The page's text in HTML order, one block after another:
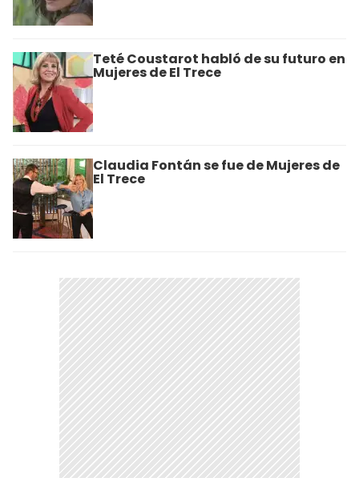
Teté Coustarot habló de su futuro en
Mujeres de El Trece
Claudia Fontán se fue de Mujeres de
El Trece